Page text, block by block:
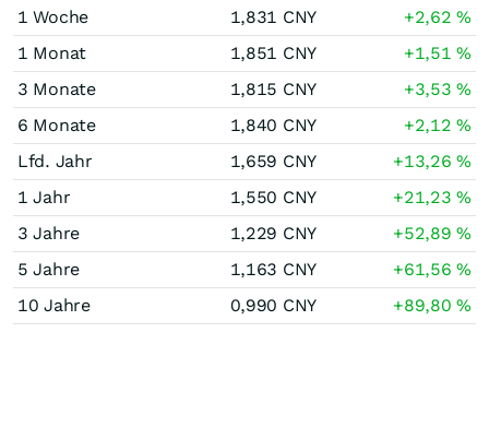
1 Woche
1,831 CNY +2,62%
1 Monat
1,851 CNY +1,51%
3 Monate
1,815 CNY +3,53%
6 Monate
1,840 CNY +2,12%
Lfd. Jahr
1,659 CNY +13,26%
1 Jahr
1,550 CNY +21,23%
3 Jahre
1,229 CNY +52,89%
5 Jahre
1,163 CNY +61,56%
10 Jahre
0,990 CNY +89,80%